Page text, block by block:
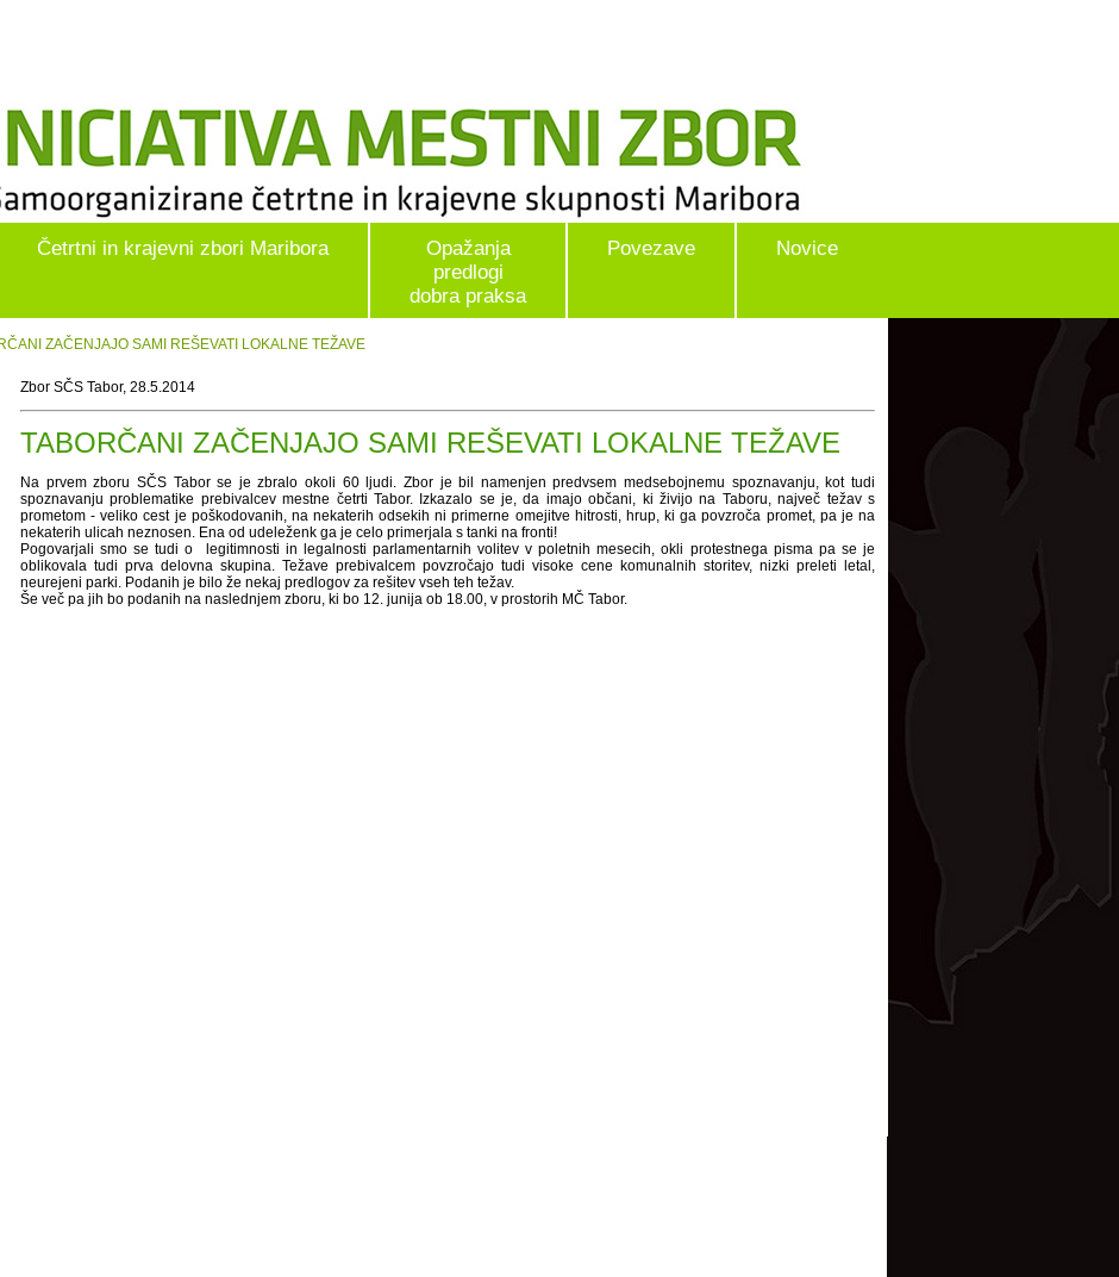
Četrtni in krajevni zbori Maribora
Opažanja
predlogi
dobra praksa
Povezave Novice
ZAČENJAJO SAMI REŠEVATI LOKALNE TEŽAVE
Zbor SČS Tabor, 28.5.2014
TABORČANI ZAČENJAJO SAMI REŠEVATI LOKALNE TEŽAVE
Na prvem zboru SČS Tabor se je zbralo okoli 60 ljudi. Zbor je bil namenjen predvsem medsebojnemu spoznavanju, kot tudi
spoznavanju problematike prebivalcev mestne četrti Tabor. Izkazalo se je, da imajo občani, ki živijo na Taboru, največ težav s
prometom - veliko cest je poškodovanih, na nekaterih odsekih ni primerne omejitve hitrosti, hrup, ki ga povzroča promet, pa je na
nekaterih ulicah neznosen. Ena od udeleženk ga je celo primerjala s tanki na fronti!
Pogovarjali smo se tudi o legitimnosti in legalnosti parlamentarnih volitev v poletnih mesecih, okli protestnega pisma pa se je
oblikovala tudi prva delovna skupina. Težave prebivalcem povzročajo tudi visoke cene komunalnih storitev, nizki preleti letal,
neurejeni parki. Podanih je bilo že nekaj predlogov za rešitev vseh teh težav.
Še več pa jih bo podanih na naslednjem zboru, ki bo 12. junija ob 18.00, v prostorih MČ Tabor.